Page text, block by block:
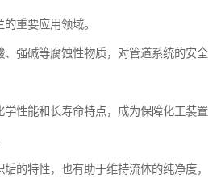
重要应用领域。
强碱等腐蚀性物质，对管道系统的安全
学性能和长寿命特点，成为保障化工装置
的特性，也有助于维持流体的纯净度，